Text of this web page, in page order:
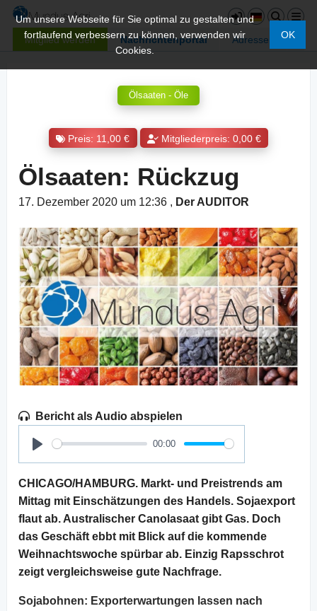
Mitglied werden Nachrichtenportal Adressen
Um unsere Webseite für Sie optimal zu gestalten und
fortlaufend verbessern zu können, verwenden wir
Cookies.
OK
Ölsaaten - Öle
Preis: 11,00 € Mitgliederpreis: 0,00 €
Ölsaaten: Rückzug
17. Dezember 2020 um 12:36 , Der AUDITOR
Bericht als Audio abspielen
Play
00:00
CHICAGO/HAMBURG. Markt- und Preistrends am
Mittag mit Einschätzungen des Handels. Sojaexport
flaut ab. Australischer Canolasaat gibt Gas. Doch
das Geschäft ebbt mit Blick auf die kommende
Weihnachtswoche spürbar ab. Einzig Rapsschrot
zeigt vergleichsweise gute Nachfrage.
Sojabohnen: Exporterwartungen lassen nach